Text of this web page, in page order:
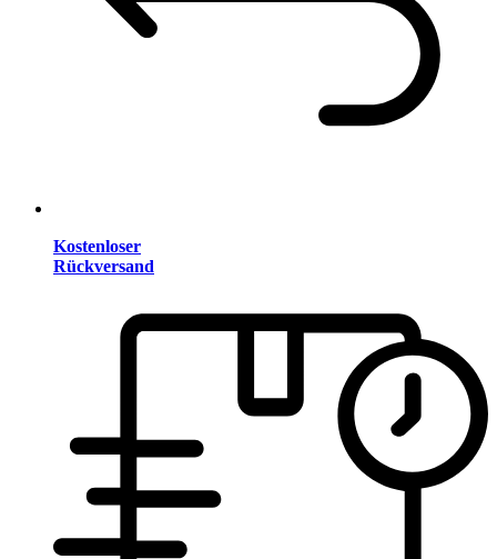
Kostenloser
Rückversand